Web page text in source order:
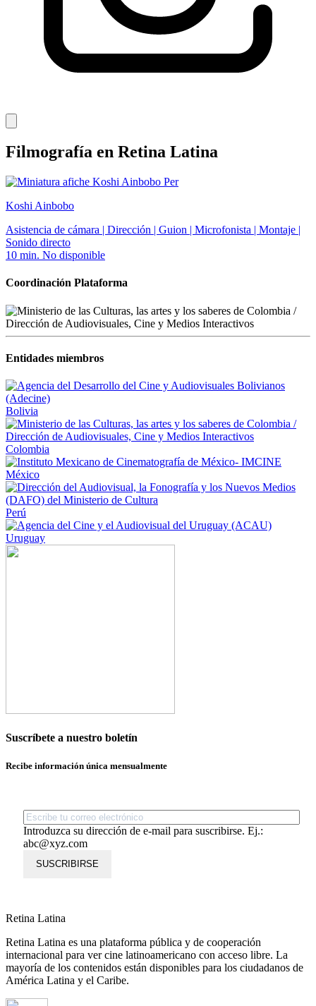
Filmografía en Retina Latina
Per
Koshi Ainbobo
Asistencia de cámara | Dirección | Guion | Microfonista | Montaje |
Sonido directo
10 min. No disponible
Coordinación Plataforma
Entidades miembros
Bolivia
Colombia
México
Perú
Uruguay
Suscríbete a nuestro boletín
Recibe información única mensualmente
Introduzca su dirección de e-mail para suscribirse. Ej.:
abc@xyz.com
SUSCRIBIRSE
Retina Latina
Retina Latina es una plataforma pública y de cooperación
internacional para ver cine latinoamericano con acceso libre. La
mayoría de los contenidos están disponibles para los ciudadanos de
América Latina y el Caribe.